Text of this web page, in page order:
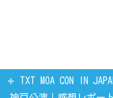
TXT MOA CON IN